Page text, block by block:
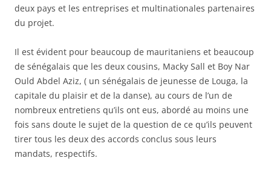
deux pays et les entreprises et multinationales partenaires
du projet.
Il est évident pour beaucoup de mauritaniens et beaucoup
de sénégalais que les deux cousins, Macky Sall et Boy Nar
Ould Abdel Aziz, ( un sénégalais de jeunesse de Louga, la
capitale du plaisir et de la danse), au cours de l’un de
nombreux entretiens qu’ils ont eus, abordé au moins une
fois sans doute le sujet de la question de ce qu’ils peuvent
tirer tous les deux des accords conclus sous leurs
mandats, respectifs.